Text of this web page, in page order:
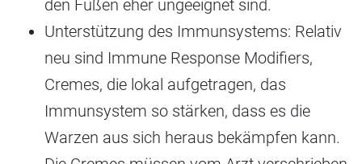
den Füßen eher ungeeignet sind.
Unterstützung des Immunsystems: Relativ
neu sind Immune Response Modifiers,
Cremes, die lokal aufgetragen, das
Immunsystem so stärken, dass es die
Warzen aus sich heraus bekämpfen kann.